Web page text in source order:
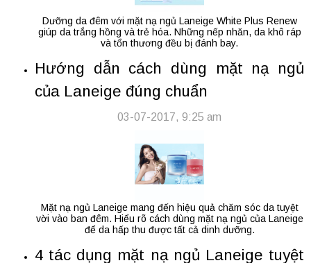
Dưỡng da đêm với mặt nạ ngủ Laneige White Plus Renew
giúp da trắng hồng và trẻ hóa. Những nếp nhăn, da khô ráp
và tổn thương đều bị đánh bay.
Hướng dẫn cách dùng mặt nạ ngủ
của Laneige đúng chuẩn
03-07-2017, 9:25 am
Mặt nạ ngủ Laneige mang đến hiệu quả chăm sóc da tuyệt
vời vào ban đêm. Hiểu rõ cách dùng mặt nạ ngủ của Laneige
để da hấp thu được tất cả dinh dưỡng.
4 tác dụng mặt nạ ngủ Laneige tuyệt